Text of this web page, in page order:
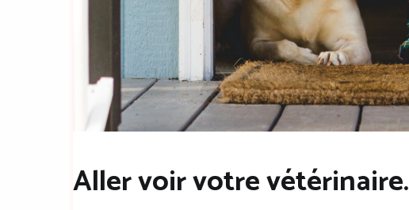
Aller voir votre vétérinaire.